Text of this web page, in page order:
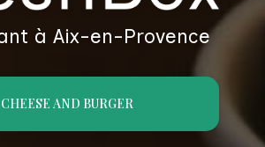
à Aix-en-Provence
CHEESE AND BURGER